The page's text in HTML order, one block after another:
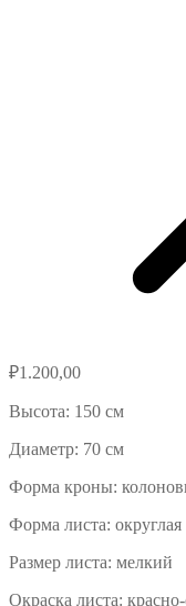
₽1.200,00
Высота: 150 см
Диаметр: 70 см
Форма кроны:
Форма листа: округлая
Размер листа: мелкий
Окраска листа: